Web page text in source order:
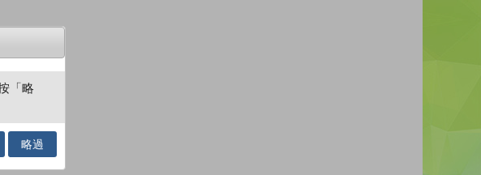
「略
略過